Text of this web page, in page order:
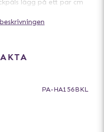
lägg på ett par cm
om du är osäker.
PA-HA156BKL